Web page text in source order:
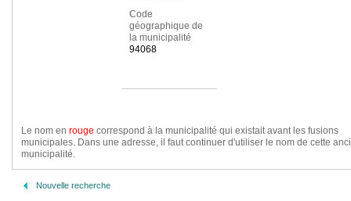
Code
géographique de
la municipalité
94068
Le nom en rouge correspond à la municipalité qui existait avant les fusions
municipales. Dans une adresse, il faut continuer d'utiliser le nom de cette
municipalité.
Nouvelle recherche